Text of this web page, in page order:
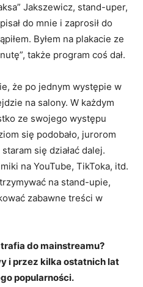
Jakszewicz, stand-uper,
do mnie i zaprosił do
Byłem na plakacie ze
także program coś dał.
że po jednym występie w
na salony. W każdym
ze swojego występu
się podobało, jurorom
się działać dalej.
na YouTube, TikToka, itd.
na stand-upie,
zabawne treści w
do mainstreamu?
i przez kilka ostatnich lat
popularności.